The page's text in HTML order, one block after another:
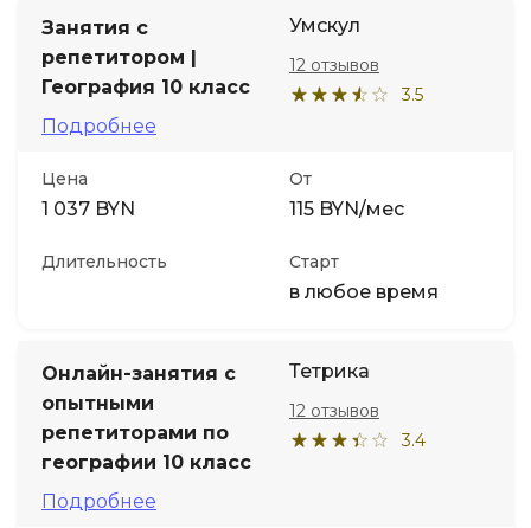
Занятия с
репетитором |
География 10 класс
Подробнее
Умскул
3.5
12 отзывов
Цена
1 037 BYN
От
115 BYN/мес
Длительность Старт
в любое время
Онлайн-занятия с
опытными
репетиторами по
географии 10 класс
Подробнее
Тетрика
3.4
12 отзывов